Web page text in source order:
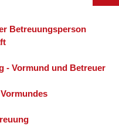
Betreuungsperson
- Vormund und Betreuer
Seite